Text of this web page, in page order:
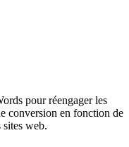
pour réengager les
conversion en fonction de
web.